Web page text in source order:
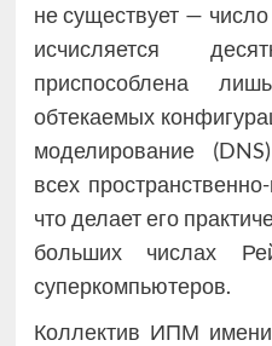
не существует —
исчисляется
приспособлена
обтекаемых
моделирование
всех
что делает его
больших числах
суперкомпьютеров.
Коллектив ИПМ